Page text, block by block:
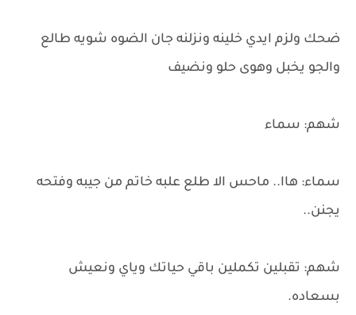
ضحك ولزم ايدي خلينه ونزلنه جان الضوه شويه طالع
والجو يخبل وهوى حلو ونضيف
شهم: سماء
سماء: هاا.. ماحس الا طلع علبه خاتم من جيبه وفتحه
يجنن..
شهم: تقبلين تكملين باقي حياتك وياي ونعيش
بسعاده.